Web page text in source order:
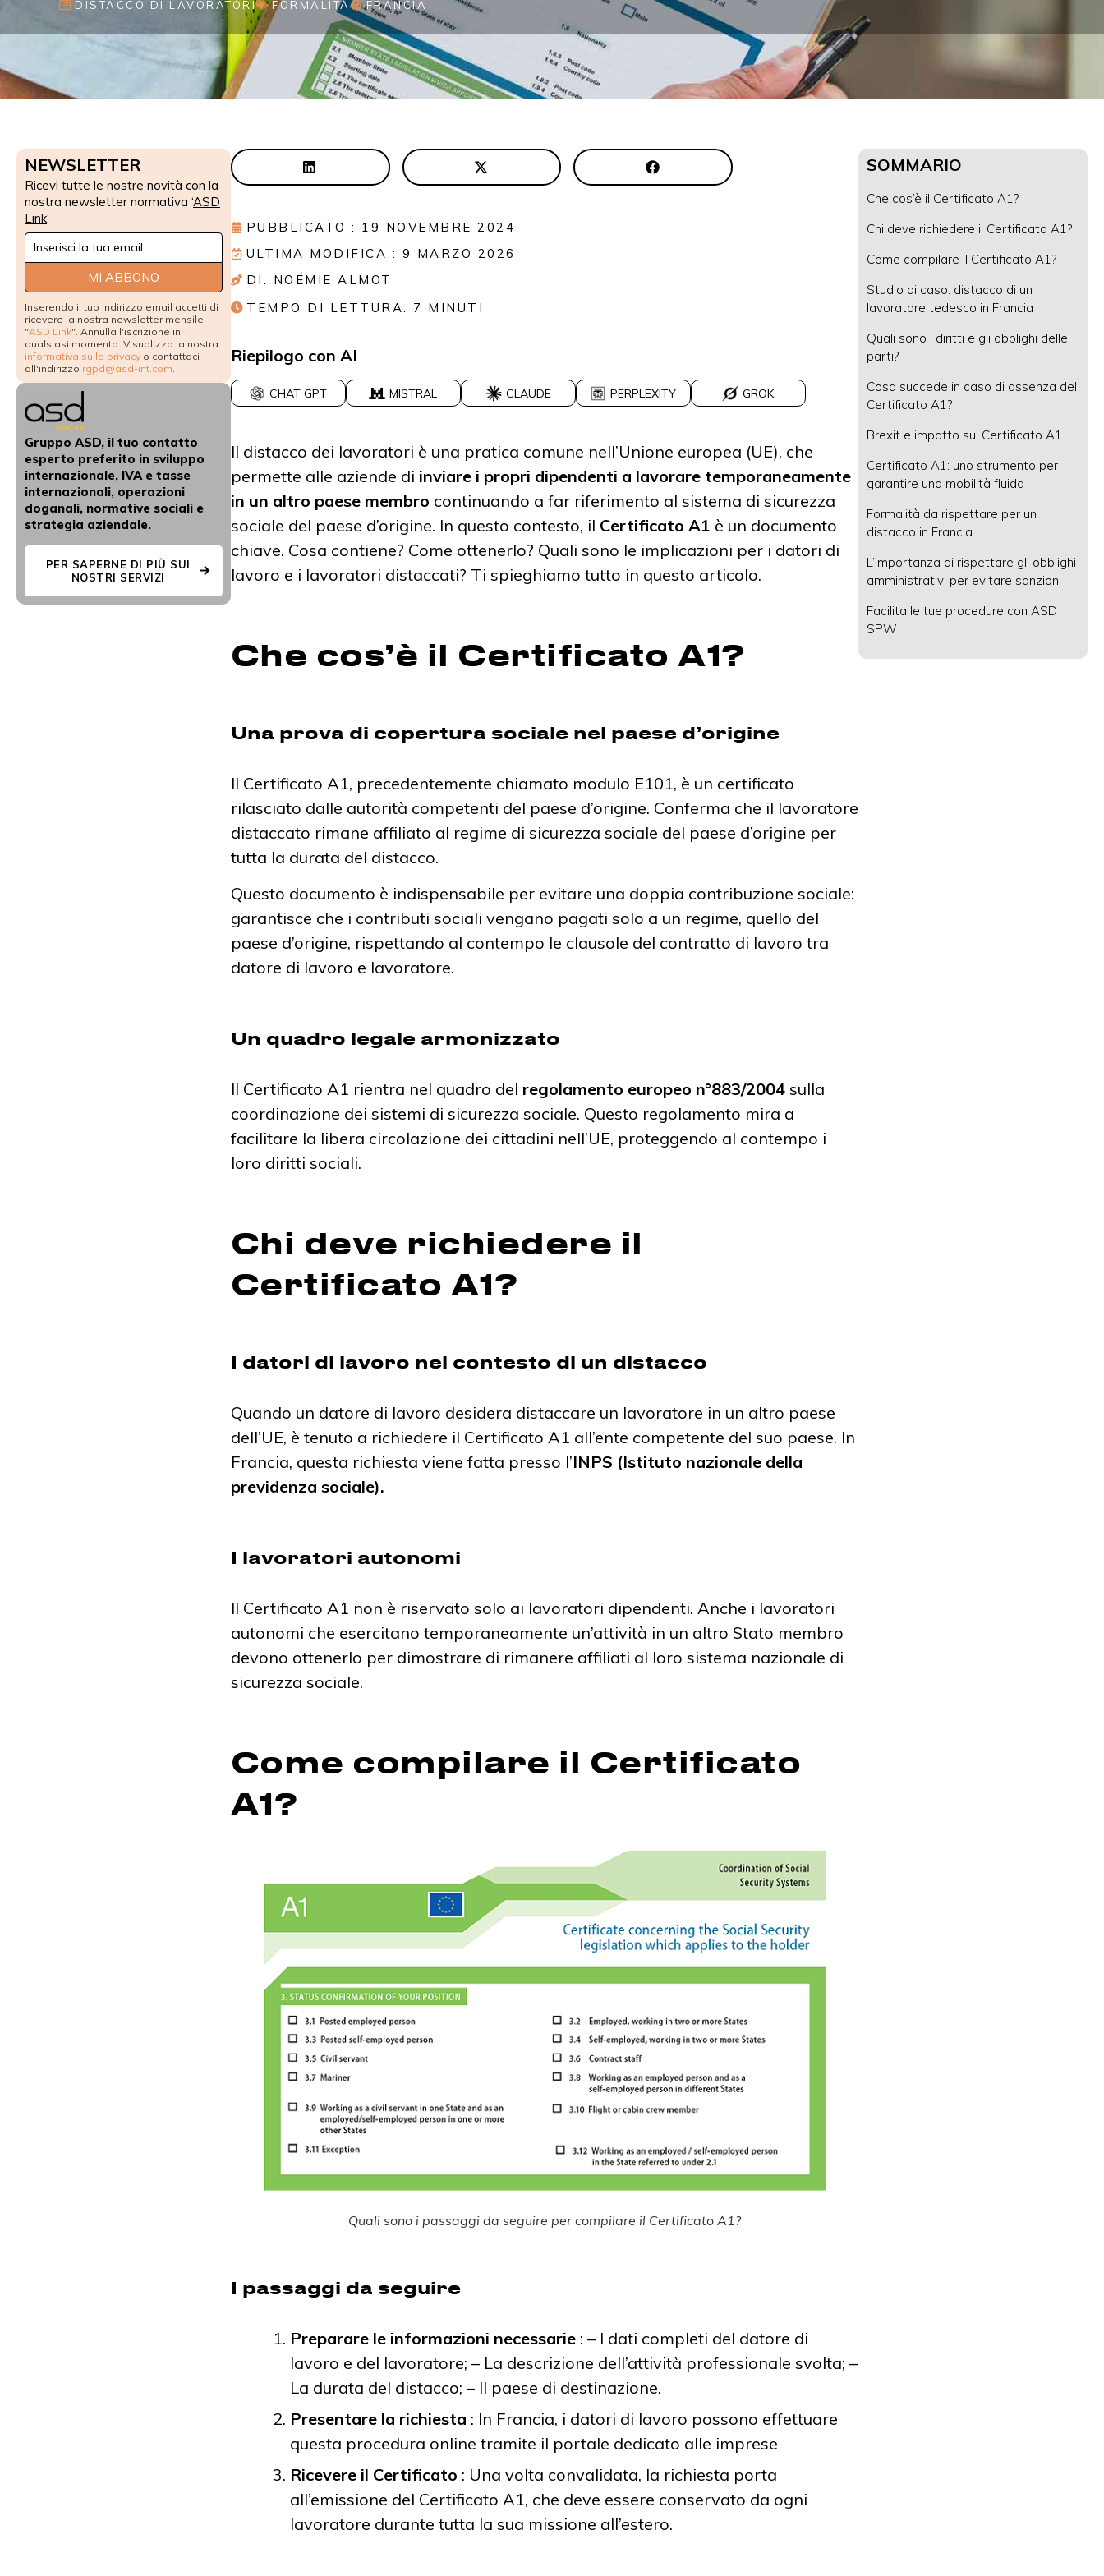
DISTACCO DI LAVORATORI FORMALITÀ FRANCIA
NEWSLETTER
Ricevi tutte le nostre novità con la
nostra newsletter normativa ‘ASD
Link‘
Newsletter
Signup
MI ABBONO
Inserendo il tuo indirizzo email accetti di
ricevere la nostra newsletter mensile
"ASD Link". Annulla l'iscrizione in
qualsiasi momento. Visualizza la nostra
informativa sulla privacy o contattaci
all'indirizzo rgpd@asd-int.com
Gruppo ASD, il tuo contatto
esperto preferito in sviluppo
internazionale, IVA e tasse
internazionali, operazioni
doganali, normative sociali e
strategia aziendale.
PER SAPERNE DI PIÙ SUI
NOSTRI SERVIZI
PUBBLICATO : 19 NOVEMBRE 2024
ULTIMA MODIFICA : 9 MARZO 2026
DI: NOÉMIE ALMOT
TEMPO DI LETTURA: 7 MINUTI
Riepilogo con AI
CHAT GPT MISTRAL CLAUDE PERPLEXITY GROK
Il distacco dei lavoratori è una pratica comune nell’Unione europea (UE), che
permette alle aziende di inviare i propri dipendenti a lavorare temporaneamente
in un altro paese membro continuando a far riferimento al sistema di sicurezza
sociale del paese d’origine. In questo contesto, il Certificato A1 è un documento
chiave. Cosa contiene? Come ottenerlo? Quali sono le implicazioni per i datori di
lavoro e i lavoratori distaccati? Ti spieghiamo tutto in questo articolo.
Che cos’è il Certificato A1?
Una prova di copertura sociale nel paese d’origine
Il Certificato A1, precedentemente chiamato modulo E101, è un certificato
rilasciato dalle autorità competenti del paese d’origine. Conferma che il lavoratore
distaccato rimane affiliato al regime di sicurezza sociale del paese d’origine per
tutta la durata del distacco.
Questo documento è indispensabile per evitare una doppia contribuzione sociale:
garantisce che i contributi sociali vengano pagati solo a un regime, quello del
paese d’origine, rispettando al contempo le clausole del contratto di lavoro tra
datore di lavoro e lavoratore.
Un quadro legale armonizzato
Il Certificato A1 rientra nel quadro del regolamento europeo n°883/2004sulla
coordinazione dei sistemi di sicurezza sociale. Questo regolamento mira a
facilitare la libera circolazione dei cittadini nell’UE, proteggendo al contempo i
loro diritti sociali.
Chi deve richiedere il
Certificato A1?
I datori di lavoro nel contesto di un distacco
Quando un datore di lavoro desidera distaccare un lavoratore in un altro paese
dell’UE, è tenuto a richiedere il Certificato A1 all’ente competente del suo paese. In
Francia, questa richiesta viene fatta presso l’INPS (Istituto nazionale della
previdenza sociale).
I lavoratori autonomi
Il Certificato A1 non è riservato solo ai lavoratori dipendenti. Anche i lavoratori
autonomi che esercitano temporaneamente un’attività in un altro Stato membro
devono ottenerlo per dimostrare di rimanere affiliati al loro sistema nazionale di
sicurezza sociale.
Come compilare il Certificato
A1?
Quali sono i passaggi da seguire per compilare il Certificato A1?
I passaggi da seguire
Preparare le informazioni necessarie: – I dati completi del datore di
lavoro e del lavoratore; – La descrizione dell’attività professionale svolta; –
La durata del distacco; – Il paese di destinazione.
Presentare la richiesta : In Francia, i datori di lavoro possono effettuare
questa procedura online tramite il portale dedicato alle imprese
Ricevere il Certificato : Una volta convalidata, la richiesta porta
all’emissione del Certificato A1, che deve essere conservato da ogni
lavoratore durante tutta la sua missione all’estero.
SOMMARIO
Che cos’è il Certificato A1?
Chi deve richiedere il Certificato A1?
Come compilare il Certificato A1?
Studio di caso: distacco di un
lavoratore tedesco in Francia
Quali sono i diritti e gli obblighi delle
parti?
Cosa succede in caso di assenza del
Certificato A1?
Brexit e impatto sul Certificato A1
Certificato A1: uno strumento per
garantire una mobilità fluida
Formalità da rispettare per un
distacco in Francia
L’importanza di rispettare gli obblighi
amministrativi per evitare sanzioni
Facilita le tue procedure con ASD
SPW